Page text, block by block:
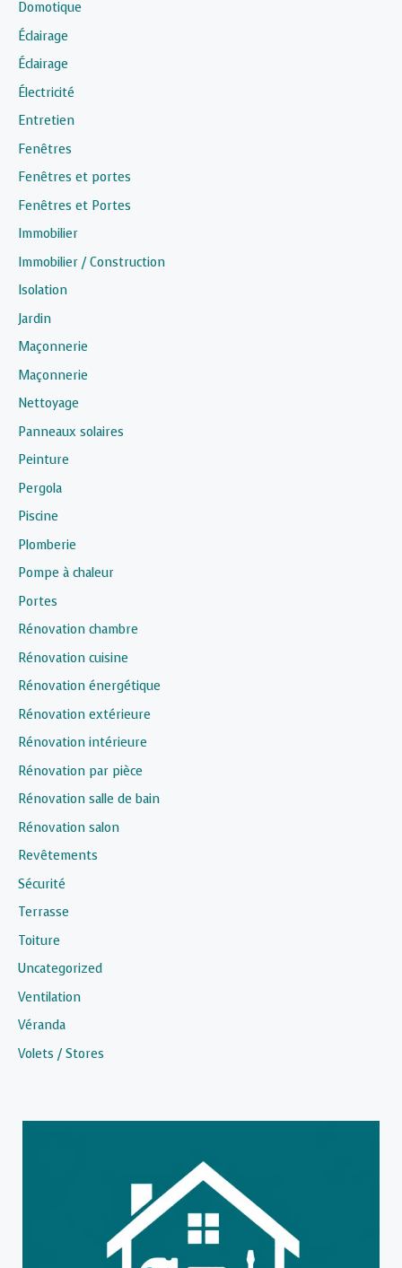
Domotique
Éclairage
Éclairage
Électricité
Entretien
Fenêtres
Fenêtres et portes
Fenêtres et Portes
Immobilier
Immobilier / Construction
Isolation
Jardin
Maçonnerie
Maçonnerie
Nettoyage
Panneaux solaires
Peinture
Pergola
Piscine
Plomberie
Pompe à chaleur
Portes
Rénovation chambre
Rénovation cuisine
Rénovation énergétique
Rénovation extérieure
Rénovation intérieure
Rénovation par pièce
Rénovation salle de bain
Rénovation salon
Revêtements
Sécurité
Terrasse
Toiture
Uncategorized
Ventilation
Véranda
Volets / Stores